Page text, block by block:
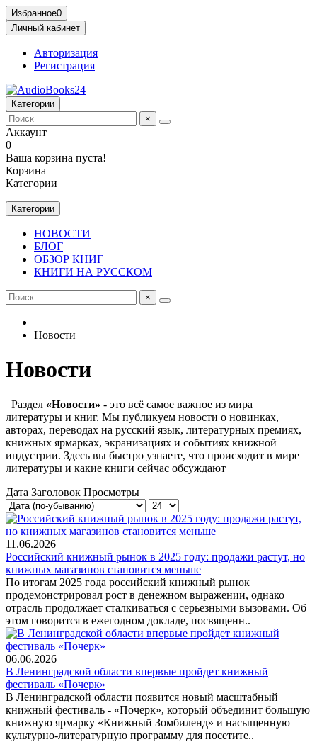
Избранное0
Личный кабинет
Авторизация
Регистрация
Категории
×
Аккаунт
0
Ваша корзина пуста!
Корзина
Категории
Категории
НОВОСТИ
БЛОГ
ОБЗОР КНИГ
КНИГИ НА РУССКОМ
×
Новости
Новости
Раздел «Новости» - это всё самое важное из мира
литературы и книг. Мы публикуем новости о новинках,
авторах, переводах на русский язык, литературных премиях,
книжных ярмарках, экранизациях и событиях книжной
индустрии. Здесь вы быстро узнаете, что происходит в мире
литературы и какие книги сейчас обсуждают
Дата Заголовок Просмотры
11.06.2026
Российский книжный рынок в 2025 году: продажи растут, но
книжных магазинов становится меньше
По итогам 2025 года российский книжный рынок
продемонстрировал рост в денежном выражении, однако
отрасль продолжает сталкиваться с серьезными вызовами. Об
этом говорится в ежегодном докладе, посвященн..
06.06.2026
В Ленинградской области впервые пройдет книжный
фестиваль «Почерк»
В Ленинградской области появится новый масштабный
книжный фестиваль - «Почерк», который объединит большую
книжную ярмарку «Книжный Зомбиленд» и насыщенную
культурно-литературную программу для посетите..